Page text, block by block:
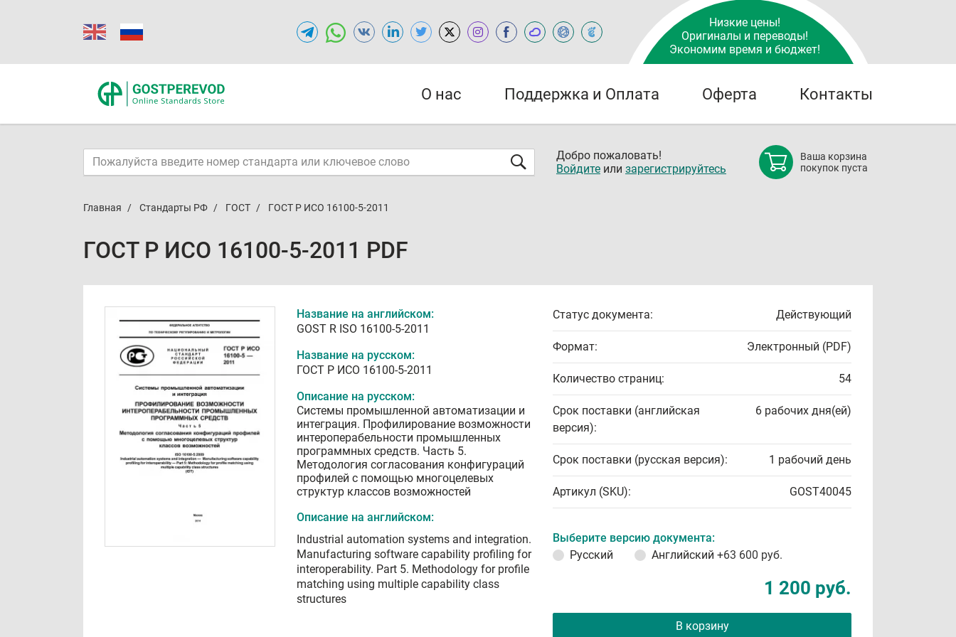
Низкие цены!
Оригиналы и переводы!
Экономим время и бюджет!
О нас Поддержка и Оплата Оферта Контакты
Добро пожаловать!
Войдите или зарегистрируйтесь
Ваша корзина
покупок пуста
Главная Стандарты РФ ГОСТ ГОСТ Р ИСО 16100-5-2011
ГОСТ Р ИСО 16100-5-2011 PDF
Название на английском:
GOST R ISO 16100-5-2011
Название на русском:
ГОСТ Р ИСО 16100-5-2011
Описание на русском:
Системы промышленной автоматизации и
интеграция. Профилирование возможности
интероперабельности промышленных
программных средств. Часть 5.
Методология согласования конфигураций
профилей с помощью многоцелевых
структур классов возможностей
Описание на английском:
Industrial automation systems and integration.
Manufacturing software capability profiling for
interoperability. Part 5. Methodology for profile
matching using multiple capability class
structures
Статус документа: Действующий
Формат: Электронный (PDF)
Количество страниц: 54
Срок поставки (английская
версия):
6 рабочих дня(ей)
Срок поставки (русская версия): 1 рабочий день
Артикул (SKU): GOST40045
Выберите версию документа:
Русский
Английский +63 600 руб.
1 200 руб.
В корзину